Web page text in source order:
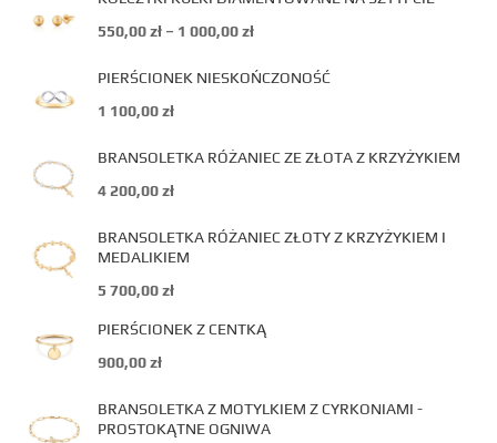
550,00zł – 1 000,00zł
PIERŚCIONEK NIESKOŃCZONOŚĆ
1 100,00zł
BRANSOLETKA RÓŻANIEC ZE ZŁOTA Z KRZYŻYKIEM
4 200,00zł
BRANSOLETKA RÓŻANIEC ZŁOTY Z KRZYŻYKIEM I
MEDALIKIEM
5 700,00zł
PIERŚCIONEK Z CENTKĄ
900,00zł
BRANSOLETKA Z MOTYLKIEM Z CYRKONIAMI -
PROSTOKĄTNE OGNIWA